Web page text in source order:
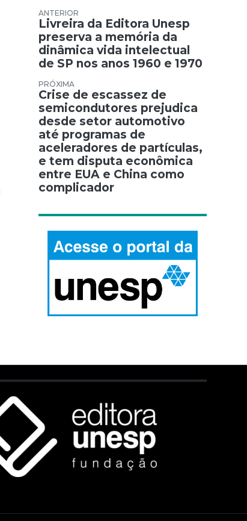
Navegação de Post
Livreira da Editora Unesp
preserva a memória da
dinâmica vida intelectual
de SP nos anos 1960 e 1970
Crise de escassez de
semicondutores prejudica
desde setor automotivo
até programas de
aceleradores de partículas,
e tem disputa econômica
entre EUA e China como
complicador